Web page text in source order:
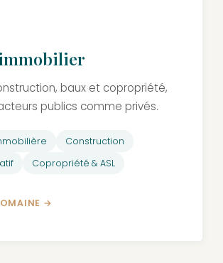
baux et copropriété,
publics comme privés.
Construction
Copropriété & ASL